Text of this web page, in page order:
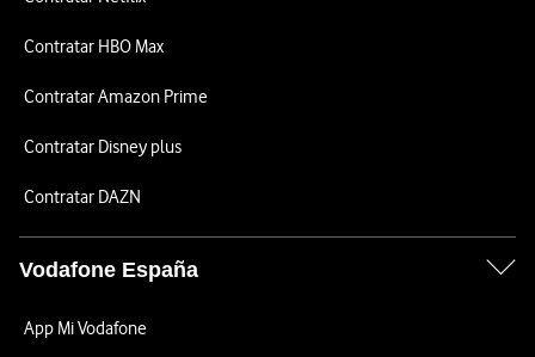
Contratar HBO Max
Contratar Amazon Prime
Contratar Disney plus
Contratar DAZN
Vodafone España
App Mi Vodafone